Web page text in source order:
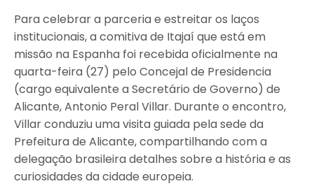
Para celebrar a parceria e estreitar os laços
institucionais, a comitiva de Itajaí que está em
missão na Espanha foi recebida oficialmente na
quarta-feira (27) pelo Concejal de Presidencia
(cargo equivalente a Secretário de Governo) de
Alicante, Antonio Peral Villar. Durante o encontro,
Villar conduziu uma visita guiada pela sede da
Prefeitura de Alicante, compartilhando com a
delegação brasileira detalhes sobre a história e as
curiosidades da cidade europeia.